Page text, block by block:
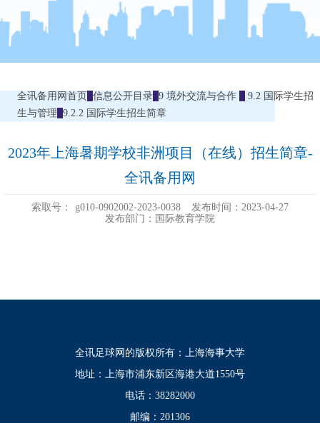
全讯备用网首页 信息公开目录 9 境外交流与合作
9.2 国际学生招
生与管理 9.2.2 国际学生招生简章
2023年上海暑期学校非洲项目（在线）招生简章-
全讯备用网
索取号： g010-0902002-2023-0038
发布时间：2023-04-27
发布部门：国际教育学院
全讯足球网的版权所有：上海海事大学
地址：上海市浦东新区海港大道1550号
电话：38282000
邮编：201306